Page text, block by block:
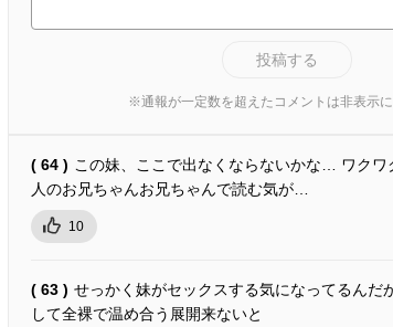
投稿する
※通報が一定数を超えたコメントは非表示
( 64 ) この妹、ここで出なくならないかな… ワクワ
人のお兄ちゃんお兄ちゃんで読む気が…
10
( 63 ) せっかく妹がセックスする気になってるんだ
して全裸で温め合う展開来ないと